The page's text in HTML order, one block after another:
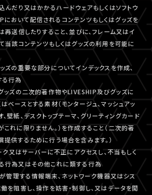
んだり又はかかるハードウェアもしくはソフトウ
において配信されるコンテンツもしくはグッズを
再送信したりすること、並びに、フレーム又はイ
当該コンテンツもしくはグッズの利用を可能に
の重要な部分についてインデックスを作成、
る行為
ズの二次的著作物やLIVESHIP及びグッズに
ベースとする素材（モンタージュ、マッシュアッ
壁紙、デスクトップテーマ、グリーティングカード
れに限りません。）を作成すること（二次的著
供するために行う場合を含みます。）
又はサーバーに不正にアクセスし、不当もしく
行為又はその他これに類する行為
理する情報端末、ネットワーク機器又はシス
を阻害し、操作を妨害・制御し、又はデータを閲